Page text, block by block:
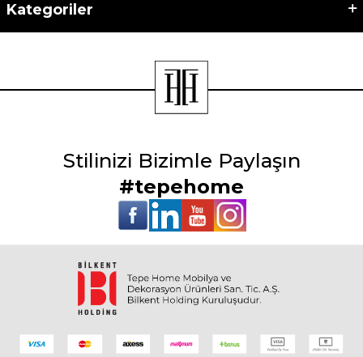
Kategoriler
Stilinizi Bizimle Paylaşın
#tepehome